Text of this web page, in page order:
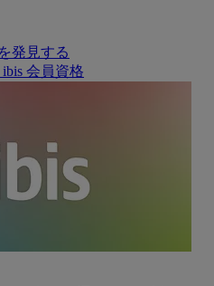
発見する
会員資格